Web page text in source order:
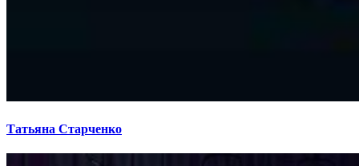
Татьяна Старченко